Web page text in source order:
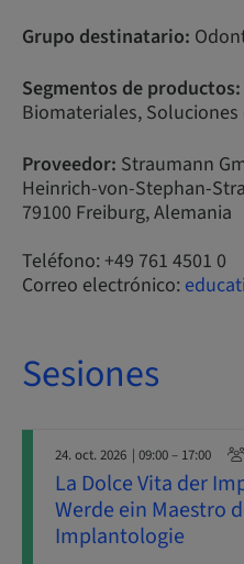
Grupo destinatario:
Segmentos de productos:
Biomateriales,
Proveedor: Straumann
Heinrich-von-Stephan-
79100 Freiburg, Alemania
Teléfono: +49 761 4501 0
Correo electrónico:
Sesiones
24. oct. 2026 | 09:00 – 17:00
La Dolce Vita der
Werde ein Maestro
Implantologie